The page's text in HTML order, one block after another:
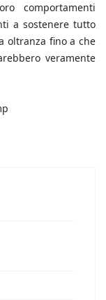
comportamenti
a sostenere tutto
oltranza fino a che
veramente